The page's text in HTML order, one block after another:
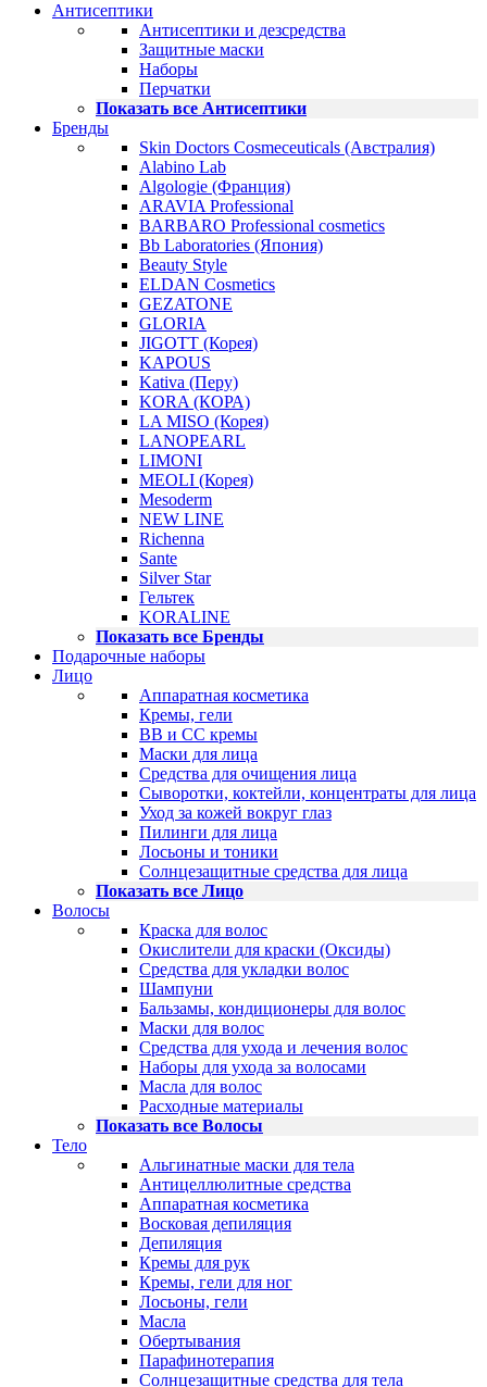
Антисептики
Антисептики и дезсредства
Защитные маски
Наборы
Перчатки
Показать все Антисептики
Бренды
Skin Doctors Cosmeceuticals (Австралия)
Alabino Lab
Algologie (Франция)
ARAVIA Professional
BARBARO Professional cosmetics
Bb Laboratories (Япония)
Beauty Style
ELDAN Cosmetics
GEZATONE
GLORIA
JIGOTT (Корея)
KAPOUS
Kativa (Перу)
KORA (КОРА)
LA MISO (Корея)
LANOPEARL
LIMONI
MEOLI (Корея)
Mesoderm
NEW LINE
Richenna
Sante
Silver Star
Гельтек
KORALINE
Показать все Бренды
Подарочные наборы
Лицо
Аппаратная косметика
Кремы, гели
BB и CC кремы
Маски для лица
Средства для очищения лица
Сыворотки, коктейли, концентраты для лица
Уход за кожей вокруг глаз
Пилинги для лица
Лосьоны и тоники
Солнцезащитные средства для лица
Показать все Лицо
Волосы
Краска для волос
Окислители для краски (Оксиды)
Средства для укладки волос
Шампуни
Бальзамы, кондиционеры для волос
Маски для волос
Средства для ухода и лечения волос
Наборы для ухода за волосами
Масла для волос
Расходные материалы
Показать все Волосы
Тело
Альгинатные маски для тела
Антицеллюлитные средства
Аппаратная косметика
Восковая депиляция
Депиляция
Кремы для рук
Кремы, гели для ног
Лосьоны, гели
Масла
Обертывания
Парафинотерапия
Солнцезащитные средства для тела